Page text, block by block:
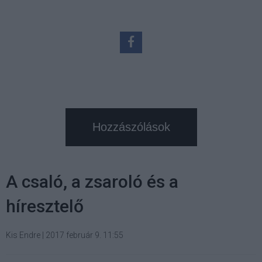
Hozzászólások
A csaló, a zsaroló és a
híresztelő
Kis Endre 2017 február 9. 11:55